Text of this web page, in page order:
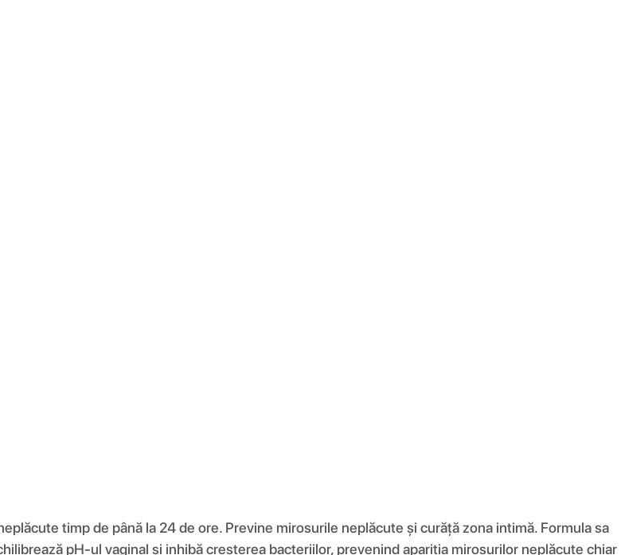
timp de până la 24 de ore. Previne mirosurile neplăcute și curăță zona intimă. Formula sa
pH-ul vaginal și inhibă creșterea bacteriilor, prevenind apariția mirosurilor neplăcute chiar